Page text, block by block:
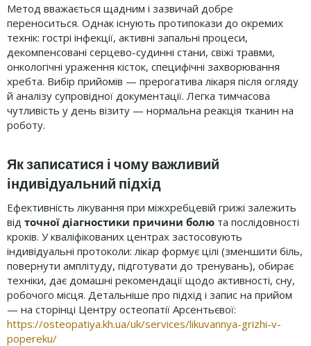
Метод вважається щадним і зазвичай добре
переноситься. Однак існують протипокази до окремих
технік: гострі інфекції, активні запальні процеси,
декомпенсовані серцево-судинні стани, свіжі травми,
онкологічні ураження кісток, специфічні захворювання
хребта. Вибір прийомів — прерогатива лікаря після огляду
й аналізу супровідної документації. Легка тимчасова
чутливість у день візиту — нормальна реакція тканин на
роботу.
Як записатися і чому важливий
індивідуальний підхід
Ефективність лікування при міжхребцевій грижі залежить
від точної діагностики причини болю та послідовності
кроків. У кваліфікованих центрах застосовують
індивідуальні протоколи: лікар формує цілі (зменшити біль,
повернути амплітуду, підготувати до тренувань), обирає
техніки, дає домашні рекомендації щодо активності, сну,
робочого місця. Детальніше про підхід і запис на прийом
— на сторінці Центру остеопатії Арсентьєвої:
https://osteopatiya.kh.ua/uk/services/likuvannya-grizhi-v-
popereku/